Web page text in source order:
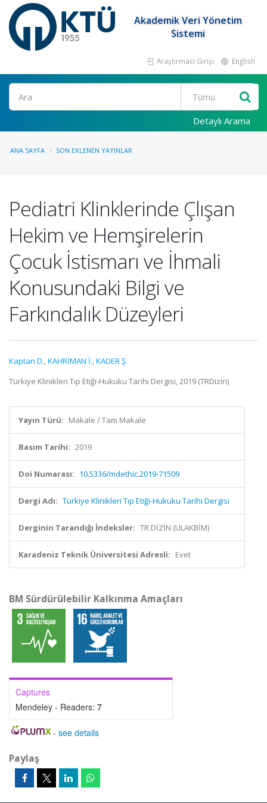
Akademik Veri Yönetim
Sistemi
Araştırmacı Girişi English
Ara
Detaylı Arama
ANA SAYFA SON EKLENEN YAYINLAR
Pediatri Klinklerinde Çlışan
Hekim ve Hemşirelerin
Çocuk İstismarı ve İhmali
Konusundaki Bilgi ve
Farkındalık Düzeyleri
Kaptan D.,KAHRİMAN İ.,KADER Ş.
Türkiye Klinikleri Tıp Etiği-Hukuku Tarihi Dergisi, 2019 (TRDizin)
Yayın Türü: Makale / Tam Makale
Basım Tarihi: 2019
Doi Numarası: 10.5336/mdethic.2019-71509
Dergi Adı: Türkiye Klinikleri Tıp Etiği-Hukuku Tarihi Dergisi
Derginin Tarandığı İndeksler: TR DİZİN (ULAKBİM)
Karadeniz Teknik Üniversitesi Adresli: Evet
BM Sürdürülebilir Kalkınma Amaçları
Captures
Mendeley - Readers: 7
- see details
Paylaş